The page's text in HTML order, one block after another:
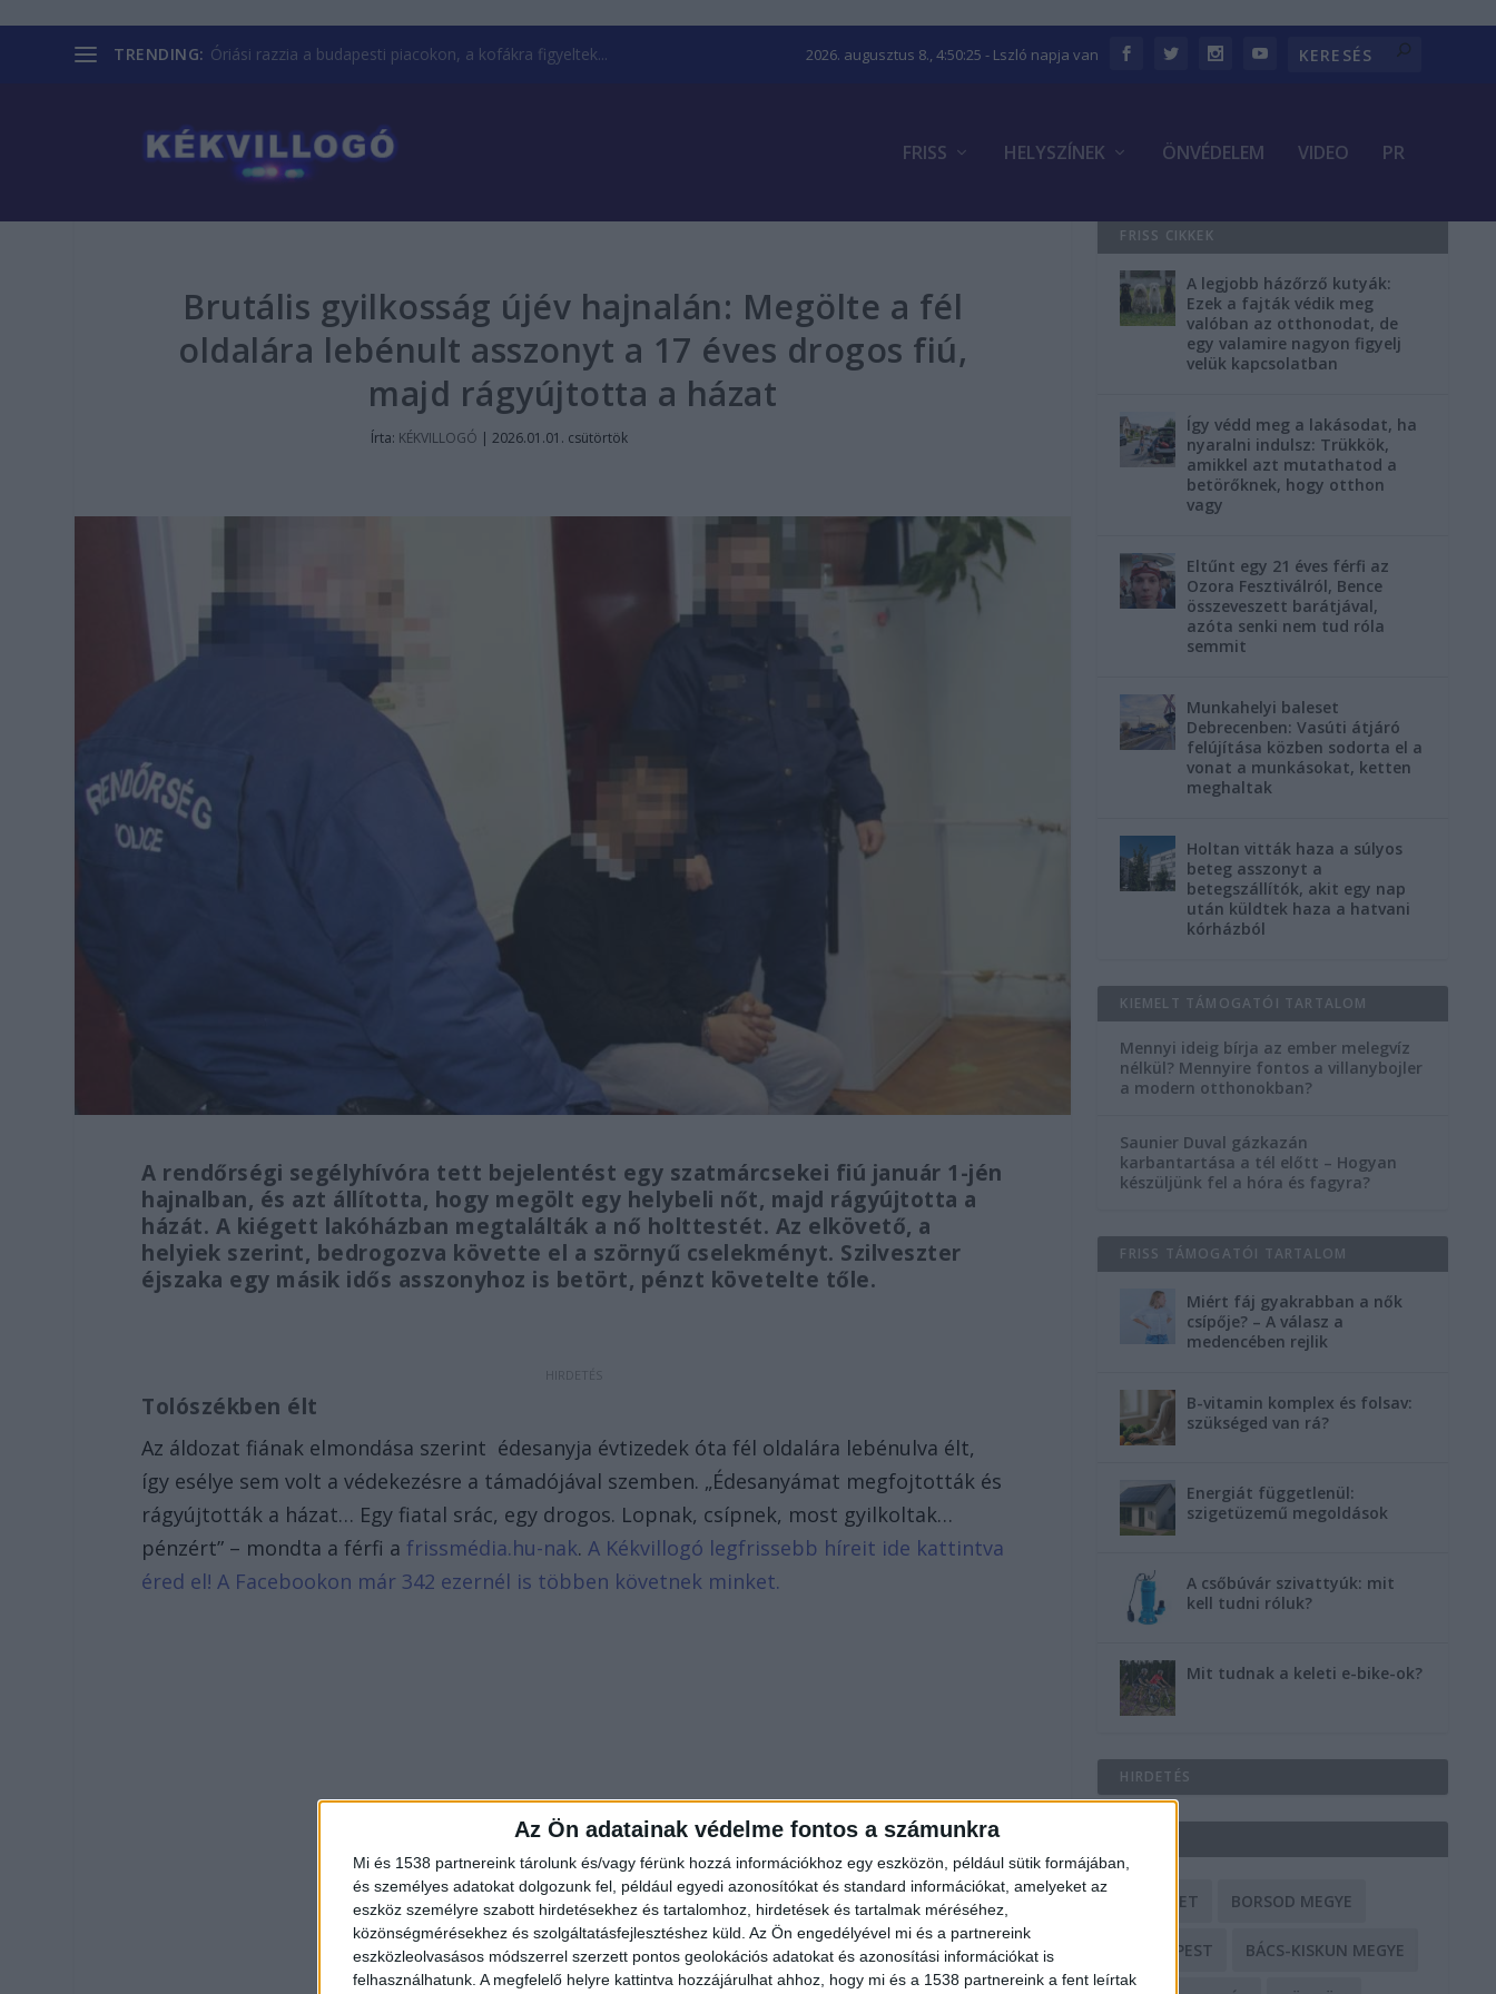
Az Ön adatainak védelme fontos a számunkra
Mi és 1538 partnereink tárolunk és/vagy férünk hozzá információkhoz egy eszközön, például sütik formájában,
és személyes adatokat dolgozunk fel, például egyedi azonosítókat és standard információkat, amelyeket az
eszköz személyre szabott hirdetésekhez és tartalomhoz, hirdetések és tartalmak méréséhez,
közönségmérésekhez és szolgáltatásfejlesztéshez küld. Az Ön engedélyével mi és a partnereink
eszközleolvasásos módszerrel szerzett pontos geolokációs adatokat és azonosítási információkat is
felhasználhatunk. A megfelelő helyre kattintva hozzájárulhat ahhoz, hogy mi és a 1538 partnereink a fent leírtak
TRENDING: Óriási razzia a budapesti piacokon, a kofákra figyeltek... 2026. augusztus 8., 4:50:26 - Lszló napja van
FRISS HELYSZÍNEK ÖNVÉDELEM VIDEO PR
Brutális gyilkosság újév hajnalán: Megölte a fél
oldalára lebénult asszonyt a 17 éves drogos fiú,
majd rágyújtotta a házat
Írta: KÉKVILLOGÓ | 2026.01.01. csütörtök
A rendőrségi segélyhívóra tett bejelentést egy szatmárcsekei fiú január 1-jén
hajnalban, és azt állította, hogy megölt egy helybeli nőt, majd rágyújtotta a
házát. A kiégett lakóházban megtalálták a nő holttestét. Az elkövető, a
helyiek szerint, bedrogozva követte el a szörnyű cselekményt. Szilveszter
éjszaka egy másik idős asszonyhoz is betört, pénzt követelte tőle.
Tolószékben élt
Az áldozat fiának elmondása szerint édesanyja évtizedek óta fél oldalára lebénulva élt,
így esélye sem volt a védekezésre a támadójával szemben. „Édesanyámat megfojtották és
rágyújtották a házat… Egy fiatal srác, egy drogos. Lopnak, csípnek, most gyilkoltak…
pénzért” – mondta a férfi a frissmédia.hu-nak.A Kékvillogó legfrissebb híreit ide kattintva
éred el! A Facebookon már 342 ezernél is többen követnek minket.
FRISS CIKKEK
A legjobb házőrző kutyák:
Ezek a fajták védik meg
valóban az otthonodat, de
egy valamire nagyon figyelj
velük kapcsolatban
Így védd meg a lakásodat, ha
nyaralni indulsz: Trükkök,
amikkel azt mutathatod a
betörőknek, hogy otthon
vagy
Eltűnt egy 21 éves férfi az
Ozora Fesztiválról, Bence
összeveszett barátjával,
azóta senki nem tud róla
semmit
Munkahelyi baleset
Debrecenben: Vasúti átjáró
felújítása közben sodorta el a
vonat a munkásokat, ketten
meghaltak
Holtan vitták haza a súlyos
beteg asszonyt a
betegszállítók, akit egy nap
után küldtek haza a hatvani
kórházból
KIEMELT TÁMOGATÓI TARTALOM
Mennyi ideig bírja az ember melegvíz
nélkül? Mennyire fontos a villanybojler
a modern otthonokban?
Saunier Duval gázkazán
karbantartása a tél előtt – Hogyan
készüljünk fel a hóra és fagyra?
FRISS TÁMOGATÓI TARTALOM
Miért fáj gyakrabban a nők
csípője? – A válasz a
medencében rejlik
B-vitamin komplex és folsav:
szükséged van rá?
Energiát függetlenül:
szigetüzemű megoldások
A csőbúvár szivattyúk: mit
kell tudni róluk?
Mit tudnak a keleti e-bike-ok?
HIRDETÉS
BALESET BORSOD MEGYE
BUDAPEST BÁCS-KISKUN MEGYE